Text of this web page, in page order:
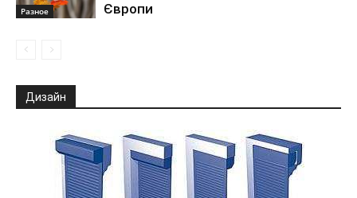
Разное
Європи
Дизайн